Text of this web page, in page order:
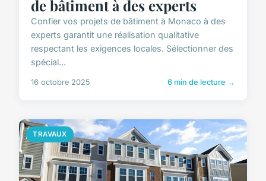
de bâtiment à des experts
Confier vos projets de bâtiment à Monaco à des
experts garantit une réalisation qualitative
respectant les exigences locales. Sélectionner des
spécial...
16 octobre 2025 6 min de lecture →
TRAVAUX